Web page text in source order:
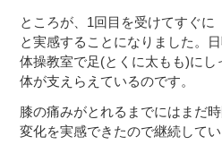
ところが、1回目を受けてすぐに
と実感することになりました。
体操教室で足(とくに太もも)にし
体が支えらえているのです。
膝の痛みがとれるまでにはまだ
変化を実感できたので継続して